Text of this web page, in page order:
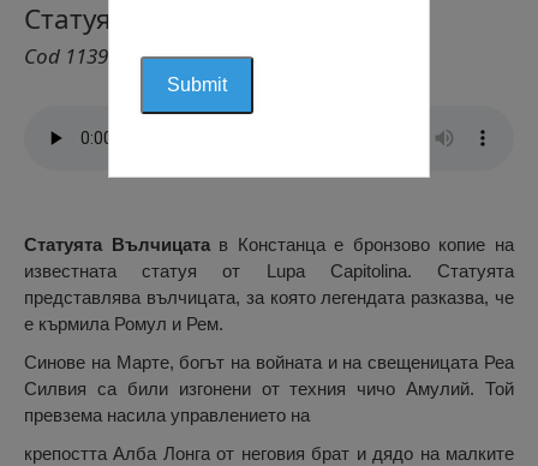
Статуята Вълчица, Констанца
Cod 1139
Статуята Вълчицатав Констанца е бронзово копие на
известната статуя от Lupa Capitolina. Статуята
представлява вълчицата, за която легендата разказва, че
е кърмила Ромул и Рем.
Синове на Марте, богът на войната и на свещеницата Реа
Силвия са били изгонени от техния чичо Амулий. Той
превзема насила управлението на
крепостта Алба Лонга от неговия брат и дядо на малките